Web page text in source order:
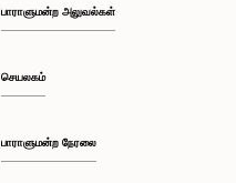
பாராளுமன்ற அலுவல்கள்
செயலகம்
பாராளுமன்ற நேரலை